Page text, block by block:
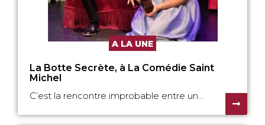
A LA UNE
La Botte Secrète, à La Comédie Saint
Michel
C’est la rencontre improbable entre un...